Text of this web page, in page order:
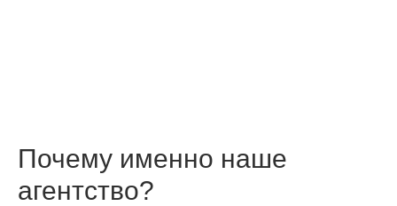
Почему именно наше
агентство?